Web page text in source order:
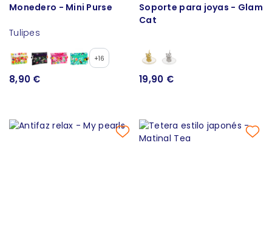
Monedero - Mini Purse
Tulipes
+16
8,90 €
Soporte para joyas - Glam
Cat
19,90 €